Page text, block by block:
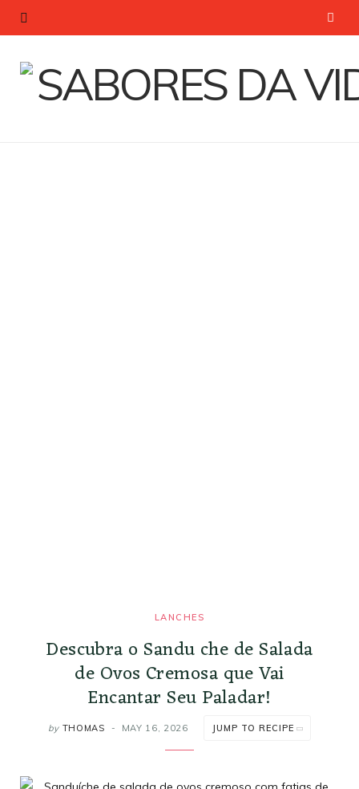
LANCHES
Descubra o Sandu che de Salada
de Ovos Cremosa que Vai
Encantar Seu Paladar!
by THOMAS MAY 16, 2026 JUMP TO RECIPE